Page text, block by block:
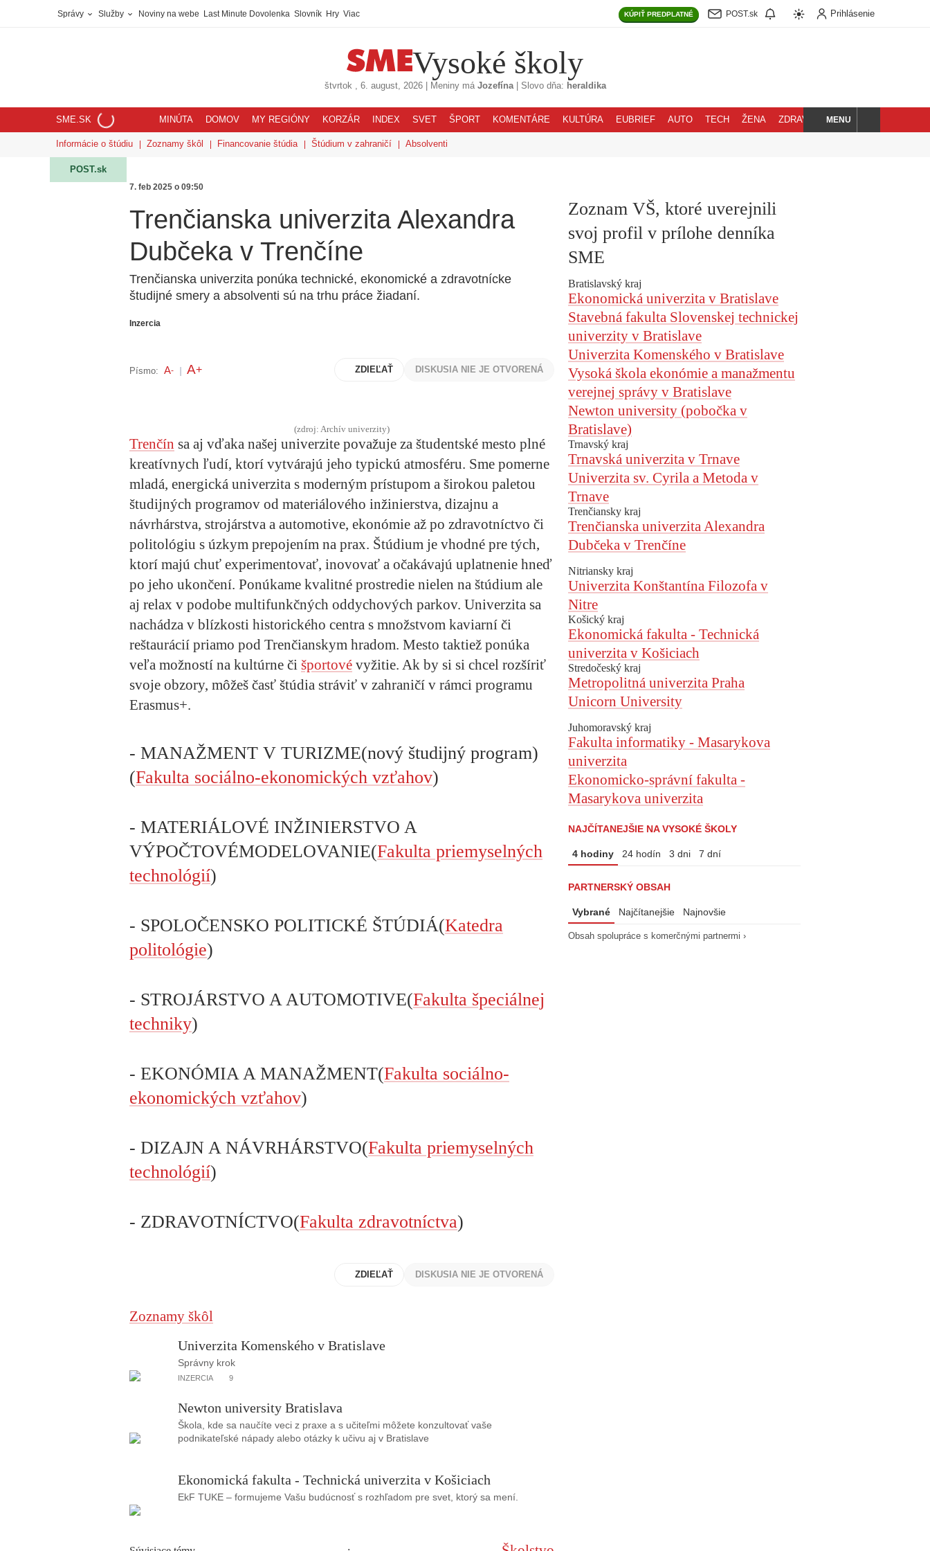
Správy Služby Noviny na webe Last Minute Dovolenka Slovník Hry Viac KÚPIŤ PREDPLATNÉ POST.sk Prihlásenie
Vysoké školy
štvrtok , 6. august, 2026| Meniny má Jozefína| Slovo dňa: heraldika
SME.SK MINÚTA DOMOV MY REGIÓNY KORZÁR INDEX SVET ŠPORT KOMENTÁRE KULTÚRA EUBRIEF AUTO TECH ŽENA ZDRAVIE BLOG
HĽADAJMENU
Informácie o štúdiu Zoznamy škôl Financovanie štúdia Štúdium v zahraničí Absolventi
POST.sk
7. feb 2025 o 09:50
Trenčianska univerzita Alexandra
Dubčeka v Trenčíne
Trenčianska univerzita ponúka technické, ekonomické a zdravotnícke
študijné smery a absolventi sú na trhu práce žiadaní.
Inzercia
Písmo: A- | A+ ZDIEĽAŤ DISKUSIA NIE JE OTVORENÁ
(zdroj: Archív univerzity)
Trenčín sa aj vďaka našej univerzite považuje za študentské mesto plné
kreatívnych ľudí, ktorí vytvárajú jeho typickú atmosféru. Sme pomerne
mladá, energická univerzita s moderným prístupom a širokou paletou
študijných programov od materiálového inžinierstva, dizajnu a
návrhárstva, strojárstva a automotive, ekonómie až po zdravotníctvo či
politológiu s úzkym prepojením na prax. Štúdium je vhodné pre tých,
ktorí majú chuť experimentovať, inovovať a očakávajú uplatnenie hneď
po jeho ukončení. Ponúkame kvalitné prostredie nielen na štúdium ale
aj relax v podobe multifunkčných oddychových parkov. Univerzita sa
nachádza v blízkosti historického centra s množstvom kaviarní či
reštaurácií priamo pod Trenčianskym hradom. Mesto taktiež ponúka
veľa možností na kultúrne či športové vyžitie. Ak by si si chcel rozšíriť
svoje obzory, môžeš časť štúdia stráviť v zahraničí v rámci programu
Erasmus+.
- MANAŽMENT V TURIZME(nový študijný program)
(Fakulta sociálno-ekonomických vzťahov)
- MATERIÁLOVÉ INŽINIERSTVO A
VÝPOČTOVÉMODELOVANIE(Fakulta priemyselných
technológií)
- SPOLOČENSKO POLITICKÉ ŠTÚDIÁ(Katedra
politológie)
- STROJÁRSTVO A AUTOMOTIVE(Fakulta špeciálnej
techniky)
- EKONÓMIA A MANAŽMENT(Fakulta sociálno-
ekonomických vzťahov)
- DIZAJN A NÁVRHÁRSTVO(Fakulta priemyselných
technológií)
- ZDRAVOTNÍCTVO(Fakulta zdravotníctva)
ZDIEĽAŤ DISKUSIA NIE JE OTVORENÁ
Zoznamy škôl
Univerzita Komenského v Bratislave
Správny krok
INZERCIA 9
Newton university Bratislava
Škola, kde sa naučíte veci z praxe a s učiteľmi môžete konzultovať vaše
podnikateľské nápady alebo otázky k učivu aj v Bratislave
Ekonomická fakulta - Technická univerzita v Košiciach
EkF TUKE – formujeme Vašu budúcnosť s rozhľadom pre svet, ktorý sa mení.
Zoznam VŠ, ktoré uverejnili
svoj profil v prílohe denníka
SME
Bratislavský kraj
Ekonomická univerzita v Bratislave
Stavebná fakulta Slovenskej technickej
univerzity v Bratislave
Univerzita Komenského v Bratislave
Vysoká škola ekonómie a manažmentu
verejnej správy v Bratislave
Newton university (pobočka v
Bratislave)
Trnavský kraj
Trnavská univerzita v Trnave
Univerzita sv. Cyrila a Metoda v
Trnave
Trenčiansky kraj
Trenčianska univerzita Alexandra
Dubčeka v Trenčíne
Nitriansky kraj
Univerzita Konštantína Filozofa v
Nitre
Košický kraj
Ekonomická fakulta - Technická
univerzita v Košiciach
Stredočeský kraj
Metropolitná univerzita Praha
Unicorn University
Juhomoravský kraj
Fakulta informatiky - Masarykova
univerzita
Ekonomicko-správní fakulta -
Masarykova univerzita
NAJČÍTANEJŠIE NA VYSOKÉ ŠKOLY
4 hodiny 24 hodín 3 dni 7 dní
PARTNERSKÝ OBSAH
Vybrané Najčítanejšie Najnovšie
Obsah spolupráce s komerčnými partnermi ›